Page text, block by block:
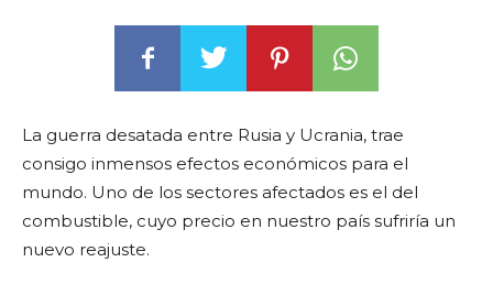
La guerra desatada entre Rusia y Ucrania, trae
consigo inmensos efectos económicos para el
mundo. Uno de los sectores afectados es el del
combustible, cuyo precio en nuestro país sufriría un
nuevo reajuste.